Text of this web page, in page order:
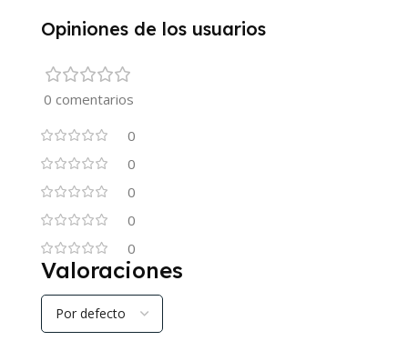
Opiniones de los usuarios
0 comentarios
0
0
0
0
0
Valoraciones